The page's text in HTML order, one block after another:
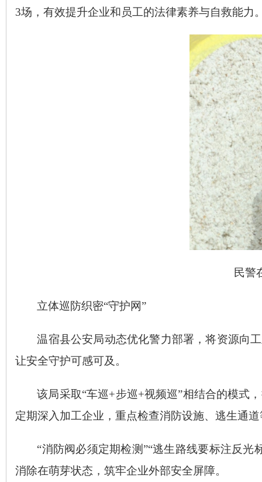
3场，有效提升企业和员工的法律素养与自救能力
民警
立体巡防织密“守护网”
温宿县公安局动态优化警力部署，将资源向
让安全守护可感可及。
该局采取“车巡+步巡+视频巡”相结合的模式
定期深入加工企业，重点检查消防设施、逃生通
“消防阀必须定期检测”“逃生路线要标注反
消除在萌芽状态，筑牢企业外部安全屏障。